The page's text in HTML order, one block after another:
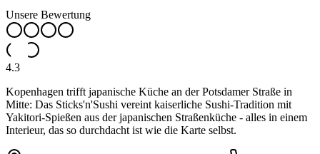
Unsere Bewertung
4.3
Kopenhagen trifft japanische Küche an der Potsdamer Straße in
Mitte: Das Sticks'n'Sushi vereint kaiserliche Sushi-Tradition mit
Yakitori-Spießen aus der japanischen Straßenküche - alles in einem
Interieur, das so durchdacht ist wie die Karte selbst.